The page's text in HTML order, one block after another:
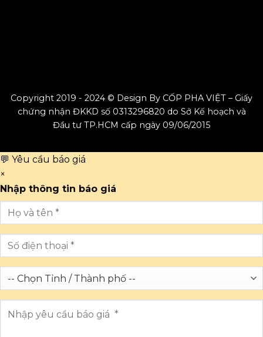
Copyright 2019 - 2024 © Design By CỐP PHA VIỆT – Giấy
chứng nhận ĐKKD số 0313296820 do Sở Kế hoạch và
Đầu tư TP.HCM cấp ngày 09/06/2015
💬 Yêu cầu báo giá
×
Nhập thông tin báo giá